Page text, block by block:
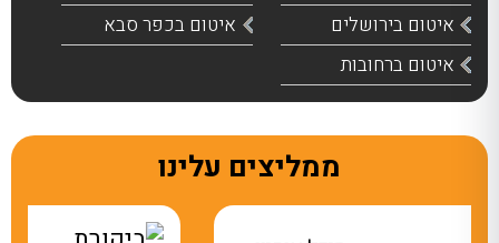
איטום בירושלים
איטום בכפר סבא
איטום ברחובות
ממליצים עלינו